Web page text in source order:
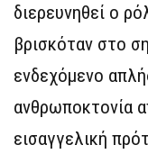
διερευνηθεί ο
βρισκόταν στο
ενδεχόμενο
ανθρωποκτονία
εισαγγελική